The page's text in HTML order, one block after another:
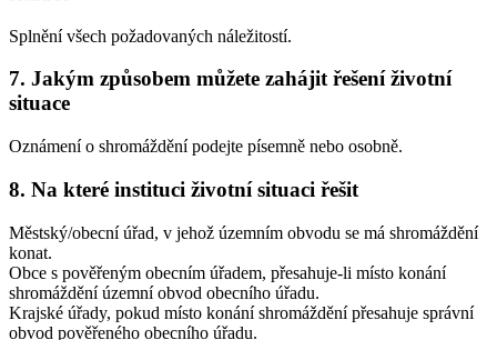
Splnění všech požadovaných náležitostí.
7. Jakým způsobem můžete zahájit řešení životní
situace
Oznámení o shromáždění podejte písemně nebo osobně.
8. Na které instituci životní situaci řešit
Městský/obecní úřad, v jehož územním obvodu se má shromáždění
konat.
Obce s pověřeným obecním úřadem, přesahuje-li místo konání
shromáždění územní obvod obecního úřadu.
Krajské úřady, pokud místo konání shromáždění přesahuje správní
obvod pověřeného obecního úřadu.